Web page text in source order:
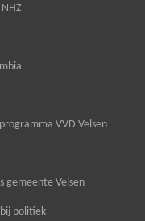
VVD Velsen
gemeente Velsen
politiek